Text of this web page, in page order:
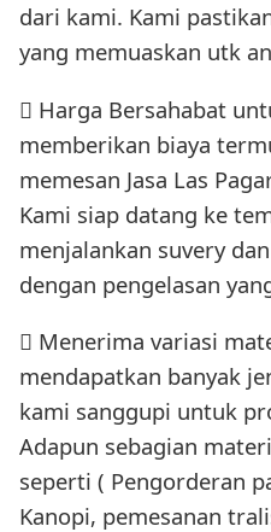
dari kami. Kami
yang memuaskan utk
 Harga Bersahabat
memberikan biaya
memesan Jasa Las
Kami siap datang ke
menjalankan suvery
dengan pengelasan
 Menerima variasi
mendapatkan banyak
kami sanggupi untuk
Adapun sebagian
seperti ( Pengorderan
Kanopi, pemesanan